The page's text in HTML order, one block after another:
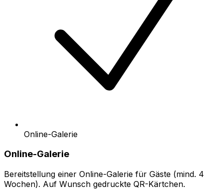
Online-Galerie
Online-Galerie
Bereitstellung einer Online-Galerie für Gäste (mind. 4
Wochen). Auf Wunsch gedruckte QR-Kärtchen.